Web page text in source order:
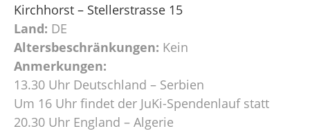
Kirchhorst – Stellerstrasse 15
Land: DE
Altersbeschränkungen: Kein
Anmerkungen:
13.30 Uhr Deutschland – Serbien
Um 16 Uhr findet der JuKi-Spendenlauf statt
20.30 Uhr England – Algerie